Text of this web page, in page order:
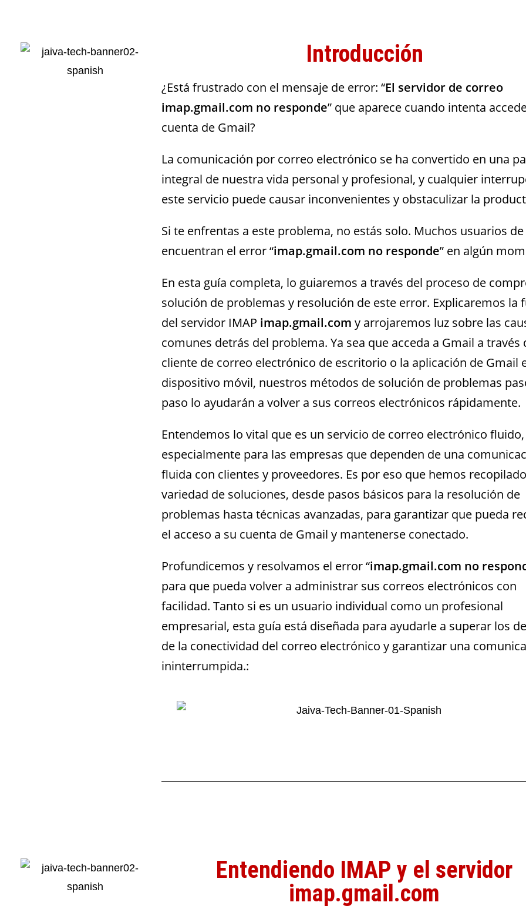
Introducción
¿Está frustrado con el mensaje de error: “El servidor de correo
imap.gmail.com no responde” que aparece cuando intenta
cuenta de Gmail?
La comunicación por correo electrónico se ha convertido en una
integral de nuestra vida personal y profesional, y cualquier
este servicio puede causar inconvenientes y obstaculizar la
Si te enfrentas a este problema, no estás solo. Muchos usuarios
encuentran el error “imap.gmail.com no responde” en algún
En esta guía completa, lo guiaremos a través del proceso de
solución de problemas y resolución de este error. Explicaremos la
del servidor IMAP imap.gmail.com y arrojaremos luz sobre las
comunes detrás del problema. Ya sea que acceda a Gmail a través
cliente de correo electrónico de escritorio o la aplicación de Gmail
dispositivo móvil, nuestros métodos de solución de problemas
paso lo ayudarán a volver a sus correos electrónicos rápidamente.
Entendemos lo vital que es un servicio de correo electrónico fluido,
especialmente para las empresas que dependen de una
fluida con clientes y proveedores. Es por eso que hemos
variedad de soluciones, desde pasos básicos para la resolución de
problemas hasta técnicas avanzadas, para garantizar que pueda
el acceso a su cuenta de Gmail y mantenerse conectado.
Profundicemos y resolvamos el error “imap.gmail.com no
para que pueda volver a administrar sus correos electrónicos con
facilidad. Tanto si es un usuario individual como un profesional
empresarial, esta guía está diseñada para ayudarle a superar los
de la conectividad del correo electrónico y garantizar una
ininterrumpida.:
Entendiendo IMAP y el servidor
imap.gmail.com